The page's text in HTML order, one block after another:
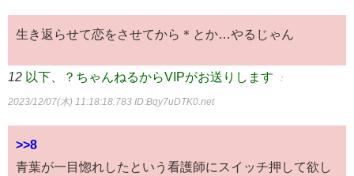
生き返らせて恋をさせてから＊とか…やるじゃん
12 以下、？ちゃんねるからVIPがお送りします ：
2023/12/07(木) 11:18:18.783 ID:Bqy7uDTK0.net
>>8
青葉が一目惚れしたという看護師にスイッチ押して欲し